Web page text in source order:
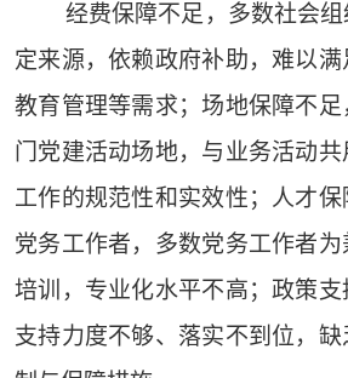
经费保障不足，多数社会
定来源，依赖政府补助，难以
教育管理等需求；场地保障不
门党建活动场地，与业务活动
工作的规范性和实效性；人才
党务工作者，多数党务工作者
培训，专业化水平不高；政策
支持力度不够、落实不到位，